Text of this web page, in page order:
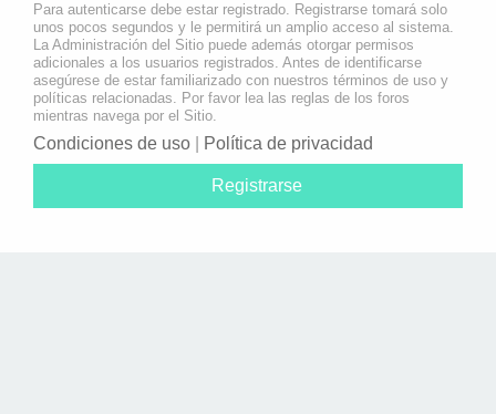
Para autenticarse debe estar registrado. Registrarse tomará solo
unos pocos segundos y le permitirá un amplio acceso al sistema.
La Administración del Sitio puede además otorgar permisos
adicionales a los usuarios registrados. Antes de identificarse
asegúrese de estar familiarizado con nuestros términos de uso y
políticas relacionadas. Por favor lea las reglas de los foros
mientras navega por el Sitio.
Condiciones de uso Política de privacidad
Registrarse